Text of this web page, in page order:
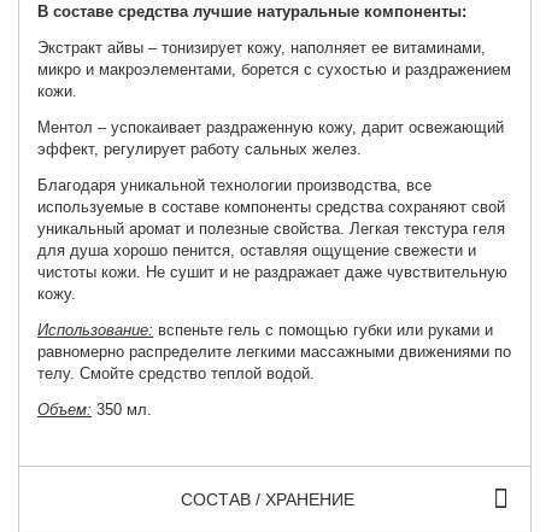
В составе средства лучшие натуральные компоненты:
Экстракт айвы – тонизирует кожу, наполняет ее витаминами,
микро и макроэлементами, борется с сухостью и раздражением
кожи.
Ментол – успокаивает раздраженную кожу, дарит освежающий
эффект, регулирует работу сальных желез.
Благодаря уникальной технологии производства, все
используемые в составе компоненты средства сохраняют свой
уникальный аромат и полезные свойства. Легкая текстура геля
для душа хорошо пенится, оставляя ощущение свежести и
чистоты кожи. Не сушит и не раздражает даже чувствительную
кожу.
Использование: вспеньте гель с помощью губки или руками и
равномерно распределите легкими массажными движениями по
телу. Смойте средство теплой водой.
Объем: 350 мл.
СОСТАВ / ХРАНЕНИЕ